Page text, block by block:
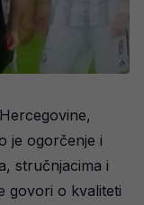
je ogorčenje i
stručnjacima i
govori o kvaliteti